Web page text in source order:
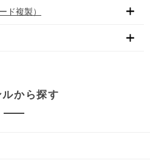
ド複製）
から探す